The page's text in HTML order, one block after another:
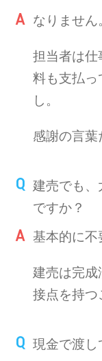
なりません。
担当者は
料も支払
し。
感謝の言葉
建売でも
ですか？
基本的に不
建売は完
接点を持つ
現金で渡し